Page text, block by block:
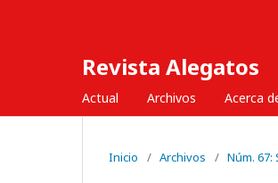
Revista Alegatos
Actual Archivos Acerca
Inicio / Archivos / Núm.